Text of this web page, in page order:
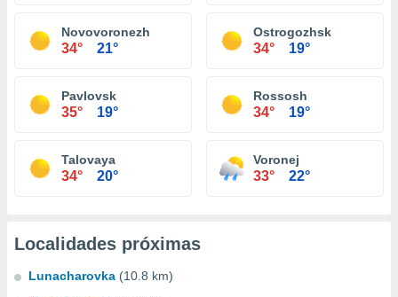
Novovoronezh
34° 21°
Ostrogozhsk
34° 19°
Pavlovsk
35° 19°
Rossosh
34° 19°
Talovaya
34° 20°
Voronej
33° 22°
Localidades próximas
Lunacharovka (10.8 km)